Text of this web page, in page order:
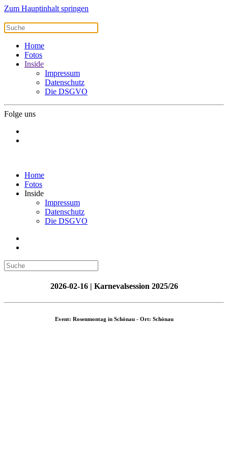
Zum Hauptinhalt springen
Home
Fotos
Inside
Impressum
Datenschutz
Die DSGVO
Folge uns
Home
Fotos
Inside
Impressum
Datenschutz
Die DSGVO
2026-02-16 | Karnevalsession 2025/26
Event: Rosenmontag in Schönau - Ort: Schönau